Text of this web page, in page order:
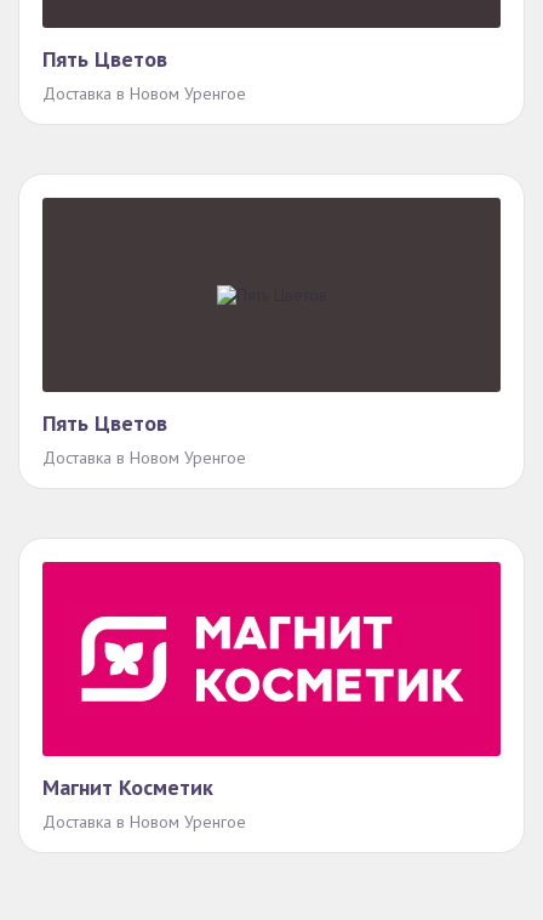
Пять Цветов
Доставка в Новом Уренгое
Пять Цветов
Доставка в Новом Уренгое
Магнит Косметик
Доставка в Новом Уренгое